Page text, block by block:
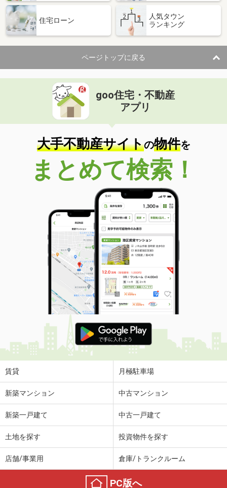
住宅ローン
人気タウン
ランキング
ページトップに戻る
goo住宅・不動産
アプリ
大手不動産サイトの物件を
まとめて検索！
賃貸 月極駐車場
新築マンション 中古マンション
新築一戸建て 中古一戸建て
土地を探す 投資物件を探す
店舗/事業用 倉庫/トランクルーム
PC版へ